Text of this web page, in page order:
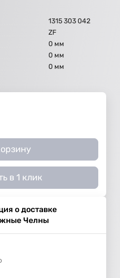
1315 303 042
ZF
0 мм
0 мм
0 мм
в 1 клик
о доставке
Челны